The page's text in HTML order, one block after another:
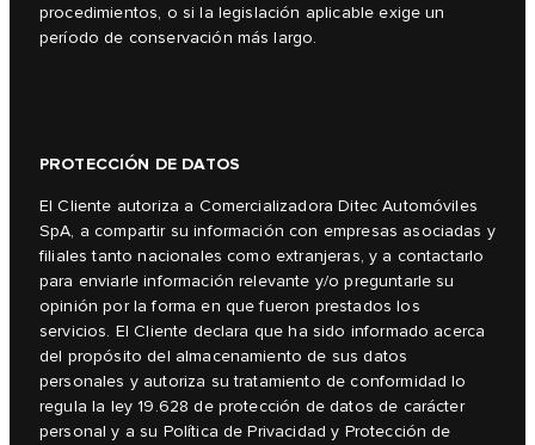
procedimientos, o si la legislación aplicable exige un
período de conservación más largo.
PROTECCIÓN DE DATOS
El Cliente autoriza a Comercializadora Ditec Automóviles
SpA, a compartir su información con empresas asociadas y
filiales tanto nacionales como extranjeras, y a contactarlo
para enviarle información relevante y/o preguntarle su
opinión por la forma en que fueron prestados los
servicios. El Cliente declara que ha sido informado acerca
del propósito del almacenamiento de sus datos
personales y autoriza su tratamiento de conformidad lo
regula la ley 19.628 de protección de datos de carácter
personal y a su Política de Privacidad y Protección de